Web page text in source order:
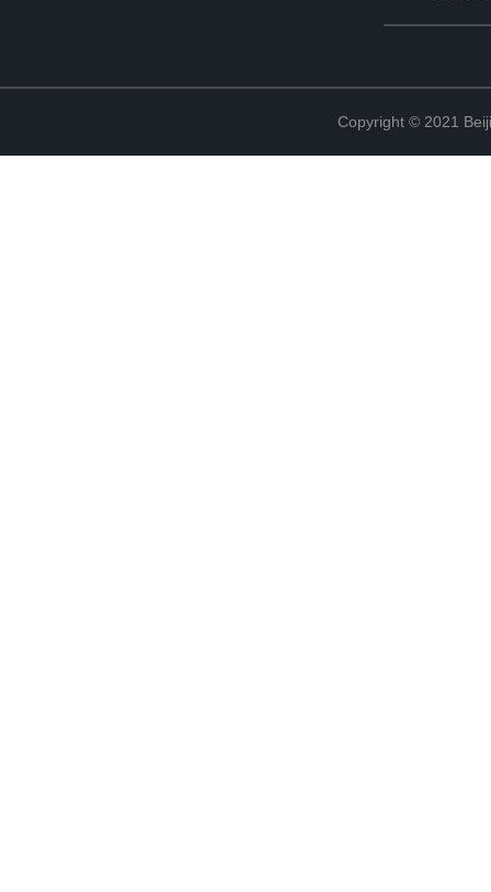
Copyright © 2021